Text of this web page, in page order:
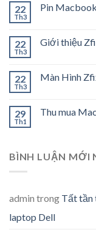
22
Th3
Pin
22
Th3
Giới thiệu
22
Th3
Màn Hình
29
Th1
Thu mua
BÌNH LUẬN MỚI
admin trong Tất tần
laptop Dell